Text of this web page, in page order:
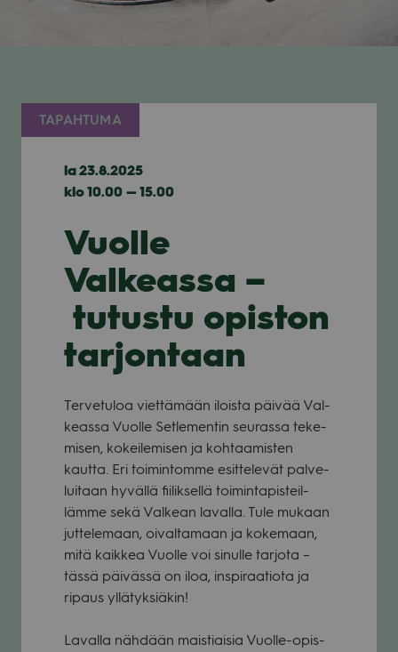
TAPAHTUMA
la 23.8.2025
klo 10.00 — 15.00
Vuolle
Valkeassa –
tutustu opiston
tarjontaan
Ter­ve­tu­loa viet­tä­mään iloista päi­vää Val­
keassa Vuolle Set­le­men­tin seu­rassa teke­
mi­sen, kokei­le­mi­sen ja koh­taa­mis­ten
kautta. Eri toi­min­tomme esit­te­le­vät pal­ve­
lui­taan hyvällä fii­lik­sellä toi­min­ta­pis­teil­
lämme sekä Val­kean lavalla. Tule mukaan
jut­te­le­maan, oival­ta­maan ja koke­maan,
mitä kaik­kea Vuolle voi sinulle tar­jota –
tässä päi­vässä on iloa, ins­pi­raa­tiota ja
ripaus yllä­tyk­siä­kin!
Lavalla näh­dään mais­tiai­sia Vuolle-opis­